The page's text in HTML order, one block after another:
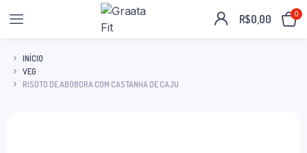
R$0,00 0
INÍCIO
VEG
RISOTO DE ABÓBORA COM CASTANHA DE CAJU